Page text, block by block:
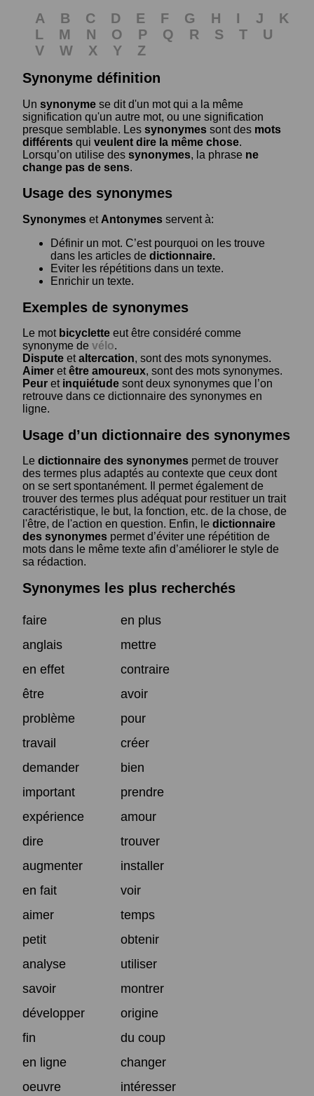
A B C D E F G H I J
K
L
M N O P Q R S T
U
V
W X Y
Z
Synonyme définition
Un synonyme se dit d'un mot qui a la même
signification qu'un autre mot, ou une signification
presque semblable. Les synonymes sont des mots
différents qui veulent dire la même chose.
Lorsqu’on utilise des synonymes, la phrase ne
change pas de sens.
Usage des synonymes
Synonymes et Antonymes servent à:
Définir un mot. C’est pourquoi on les trouve
dans les articles de dictionnaire.
Eviter les répétitions dans un texte.
Enrichir un texte.
Exemples de synonymes
Le mot bicyclette eut être considéré comme
synonyme de vélo.
Dispute etaltercation, sont des mots synonymes.
Aimer etêtre amoureux, sont des mots synonymes.
Peur et inquiétude sont deux synonymes que l’on
retrouve dans ce dictionnaire des synonymes en
ligne.
Usage d’un dictionnaire des synonymes
Le dictionnaire des synonymes permet de trouver
des termes plus adaptés au contexte que ceux dont
on se sert spontanément. Il permet également de
trouver des termes plus adéquat pour restituer un trait
caractéristique, le but, la fonction, etc. de la chose, de
l'être, de l'action en question. Enfin, le dictionnaire
des synonymes permet d’éviter une répétition de
mots dans le même texte afin d’améliorer le style de
sa rédaction.
Synonymes les plus recherchés
faire
en plus
anglais
mettre
en effet
contraire
être
avoir
problème
pour
travail
créer
demander
bien
important
prendre
expérience
amour
dire
trouver
augmenter
installer
en fait
voir
aimer
temps
petit
obtenir
analyse
utiliser
savoir
montrer
développer
origine
fin
du coup
en ligne
changer
oeuvre
intéresser